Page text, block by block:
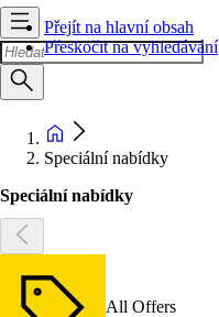
Přejít na hlavní obsah
Přeskočit na vyhledávání
Speciální nabídky
Speciální nabídky
All Offers